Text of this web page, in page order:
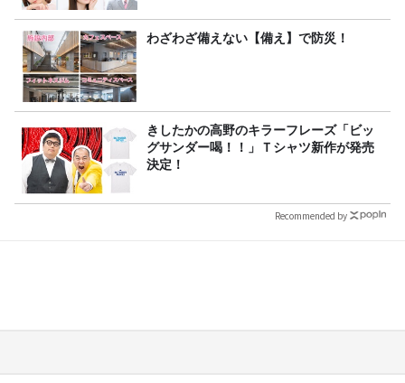
わざわざ備えない【備え】で防災！
きしたかの高野のキラーフレーズ「ビッ
グサンダー喝！！」Ｔシャツ新作が発売
決定！
Recommended by